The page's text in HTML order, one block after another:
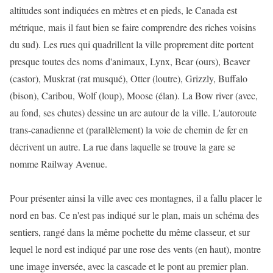
altitudes sont indiquées en mètres et en pieds, le Canada est
métrique, mais il faut bien se faire comprendre des riches voisins
du sud). Les rues qui quadrillent la ville proprement dite portent
presque toutes des noms d'animaux, Lynx, Bear (ours), Beaver
(castor), Muskrat (rat musqué), Otter (loutre), Grizzly, Buffalo
(bison), Caribou, Wolf (loup), Moose (élan). La Bow river (avec,
au fond, ses chutes) dessine un arc autour de la ville. L'autoroute
trans-canadienne et (parallèlement) la voie de chemin de fer en
décrivent un autre. La rue dans laquelle se trouve la gare se
nomme Railway Avenue.
Pour présenter ainsi la ville avec ces montagnes, il a fallu placer le
nord en bas. Ce n'est pas indiqué sur le plan, mais un schéma des
sentiers, rangé dans la même pochette du même classeur, et sur
lequel le nord est indiqué par une rose des vents (en haut), montre
une image inversée, avec la cascade et le pont au premier plan.